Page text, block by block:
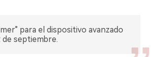
para el dispositivo avanzado
septiembre.